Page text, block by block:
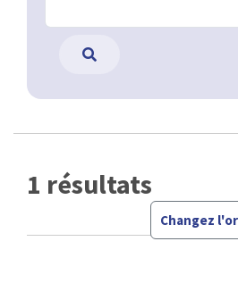
1 résultats
Changez